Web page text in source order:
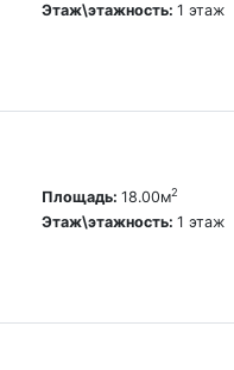
Этаж\этажность: 1 этаж
Площадь: 18.00м2
Этаж\этажность: 1 этаж